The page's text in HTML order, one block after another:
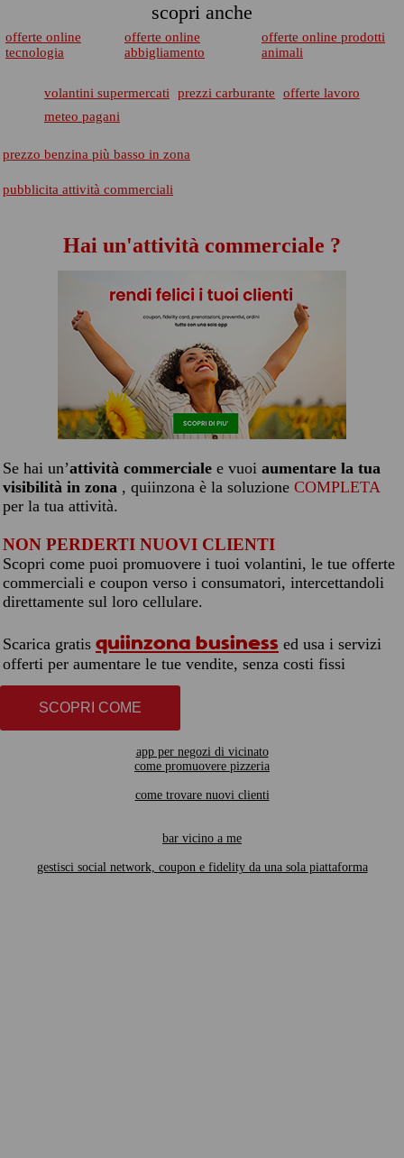
scopri anche
offerte online
tecnologia
offerte online
abbigliamento
offerte online prodotti
animali
volantini supermercati prezzi carburante
offerte lavoro
meteo pagani
prezzo benzina più basso in zona
pubblicita attività commerciali
Hai un'attività commerciale ?
Se hai un’attività commerciale e vuoi aumentare la tua
visibilità in zona , quiinzona è la soluzione COMPLETA
per la tua attività.
NON PERDERTI NUOVI CLIENTI
Scopri come puoi promuovere i tuoi volantini, le tue offerte
commerciali e coupon verso i consumatori, intercettandoli
direttamente sul loro cellulare.
Scarica gratis quiinzona business ed usa i servizi
offerti per aumentare le tue vendite, senza costi fissi
SCOPRI COME
app per negozi di vicinato
come promuovere pizzeria
come trovare nuovi clienti
bar vicino a me
gestisci social network, coupon e fidelity da una sola piattaforma